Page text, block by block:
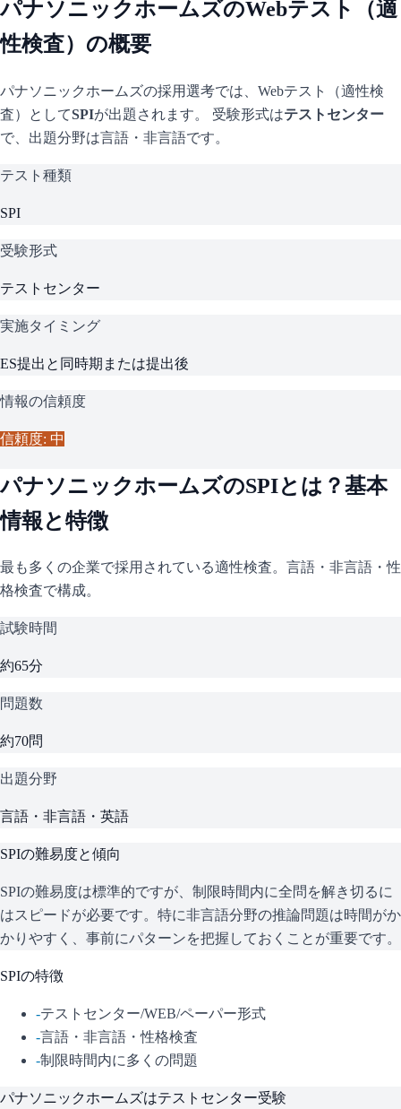
パナソニックホームズのWebテスト（適
性検査）の概要
パナソニックホームズの採用選考では、Webテスト（適性検
査）としてSPIが出題されます。 受験形式はテストセンター
で、 出題分野は言語・非言語です。
テスト種類
SPI
受験形式
テストセンター
実施タイミング
ES提出と同時期または提出後
情報の信頼度
信頼度: 中
パナソニックホームズのSPIとは？基本
情報と特徴
最も多くの企業で採用されている適性検査。言語・非言語・性
格検査で構成。
試験時間
約65分
問題数
約70問
出題分野
言語・非言語・英語
SPIの難易度と傾向
SPIの難易度は標準的ですが、制限時間内に全問を解き切るに
はスピードが必要です。特に非言語分野の推論問題は時間がか
かりやすく、事前にパターンを把握しておくことが重要です。
SPIの特徴
-テストセンター/WEB/ペーパー形式
-言語・非言語・性格検査
-制限時間内に多くの問題
パナソニックホームズはテストセンター受験